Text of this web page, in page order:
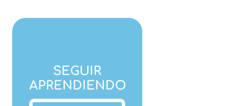
SEGUIR
APRENDIENDO